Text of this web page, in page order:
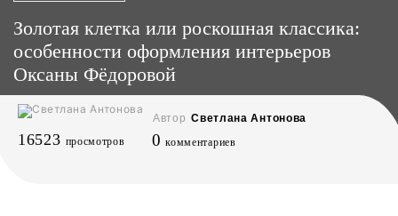
Золотая клетка или роскошная классика:
особенности оформления интерьеров
Оксаны Фёдоровой
Автор Светлана Антонова
16523 просмотров 0 комментариев